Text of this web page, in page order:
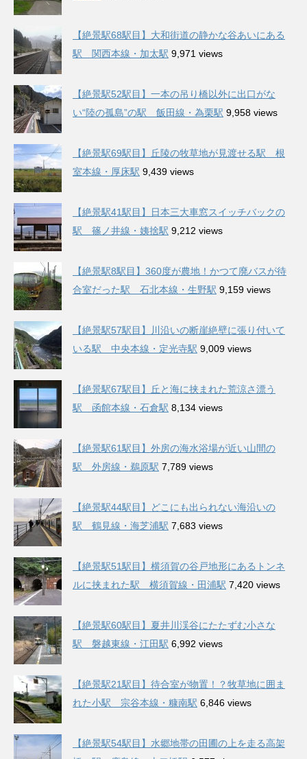
【絶景駅68駅目】大和街道の静かな谷あいにある
駅 関西本線・加太駅 9,971 views
【絶景駅52駅目】一本の吊り橋以外に出口がな
い“陸の孤島”の駅 飯田線・為栗駅 9,958 views
【絶景駅69駅目】丘陵の牧草地が見渡せる駅 根
室本線・厚床駅 9,439 views
【絶景駅41駅目】日本三大車窓スイッチバックの
駅 篠ノ井線・姨捨駅 9,212 views
【絶景駅8駅目】360度が農地！かつて廃バスが待
合室だった駅 石北本線・生野駅 9,159 views
【絶景駅57駅目】川沿いの断崖絶壁に張り付いて
いる駅 中央本線・定光寺駅 9,009 views
【絶景駅67駅目】丘と海に挟まれた荒涼さ漂う
駅 函館本線・石倉駅 8,134 views
【絶景駅61駅目】外房の海水浴場が近い山間の
駅 外房線・鵜原駅 7,789 views
【絶景駅44駅目】どこにも出られない海沿いの
駅 鶴見線・海芝浦駅 7,683 views
【絶景駅51駅目】横須賀の谷戸地形にあるトンネ
ルに挟まれた駅 横須賀線・田浦駅 7,420 views
【絶景駅60駅目】夏井川渓谷にたたずむ小さな
駅 磐越東線・江田駅 6,992 views
【絶景駅21駅目】待合室が物置！？牧草地に囲ま
れた小駅 宗谷本線・糠南駅 6,846 views
【絶景駅54駅目】水郷地帯の田圃の上を走る高架